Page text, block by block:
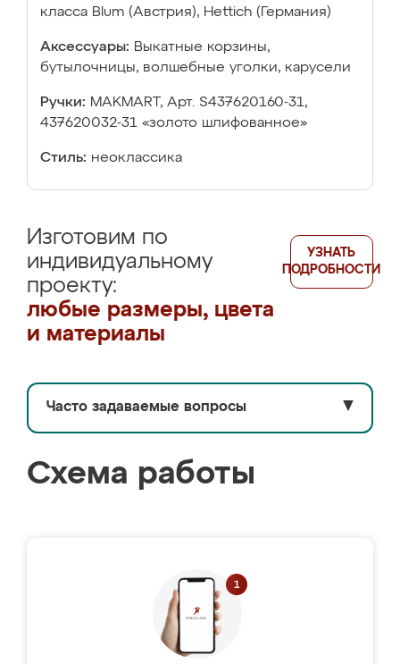
класса Blum (Австрия), Hettich (Германия)
Аксессуары: Выкатные корзины,
бутылочницы, волшебные уголки, карусели
Ручки: MAKMART, Арт. S437620160-31,
437620032-31 «золото шлифованное»
Стиль: неоклассика
Изготовим по
индивидуальному
проекту:
любые размеры, цвета
и материалы
УЗНАТЬ
ПОДРОБНОСТИ
Часто задаваемые вопросы ▼
Схема работы